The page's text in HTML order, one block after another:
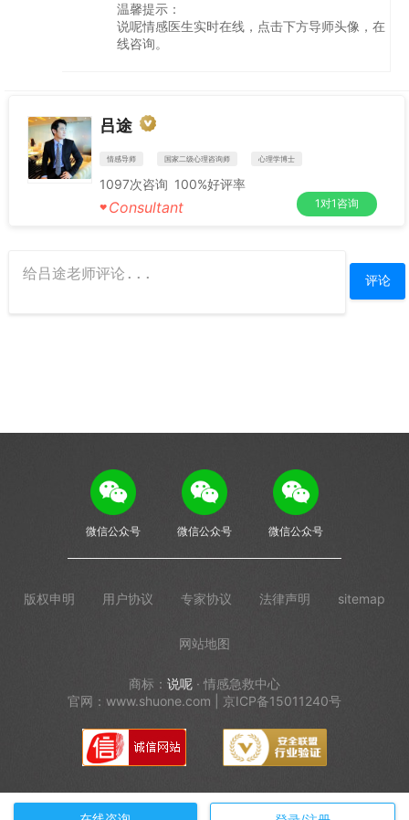
温馨提示：
说呢情感医生实时在线，点击下方导师头像，在
线咨询。
吕途
情感导师 国家二级心理咨询师 心理学博士
1097次咨询 100%好评率
♥ Consultant 1对1咨询
微信公众号 微信公众号 微信公众号
版权申明 用户协议 专家协议 法律声明 sitemap
网站地图
商标： 说呢 · 情感急救中心
官网：www.shuone.com | 京ICP备15011240号